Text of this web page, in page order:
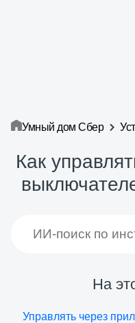
Умный дом Сбер
Как
На
Управлять через